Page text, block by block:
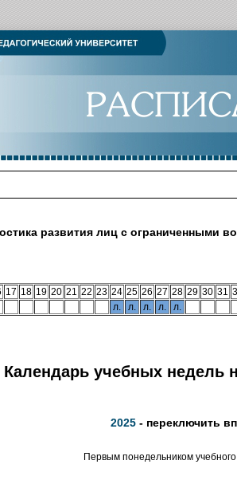
развития лиц с ограниченными
17 18 19 20 21 22 23 24 25 26 27 28 29 30 31
л.
л. л. л. л.
Календарь учебных недель
2025- переключить
Первым понедельником